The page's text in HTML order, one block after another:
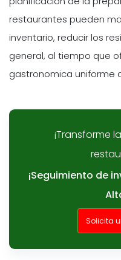
restaurantes pueden
inventario, reducir los
general, al tiempo que
gastronomica uniforme
¡Transforme
¡Seguimiento de
Solicita